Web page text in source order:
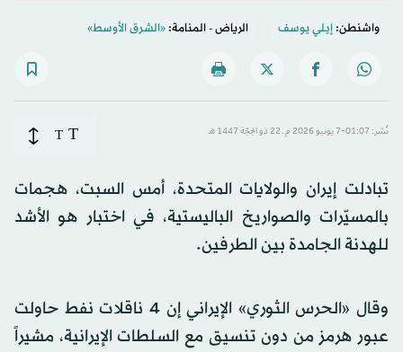
واشنطن:إيلي يوسف الرياض - المنامة:«الشرق الأوسط»
نُشر: 01:07-7 يونيو 2026 م ـ 22 ذو الحِجّة 1447 هـ T
T
تبادلت إيران والولايات المتحدة، أمس السبت، هجمات
بالمسيّرات والصواريخ الباليستية، في اختبار هو الأشد
للهدنة الجامدة بين الطرفين.
وقال «الحرس الثوري» الإيراني إن 4 ناقلات نفط حاولت
عبور هرمز من دون تنسيق مع السلطات الإيرانية، مشيراً